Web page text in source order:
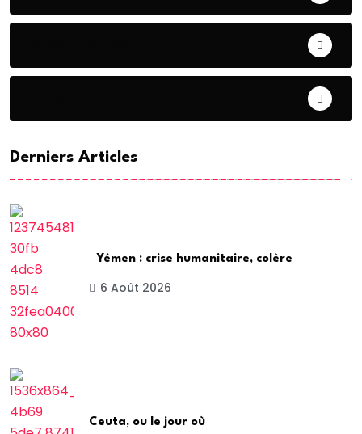
Derniers Articles
Yémen : crise humanitaire, colère
6 Août 2026
Ceuta, ou le jour où